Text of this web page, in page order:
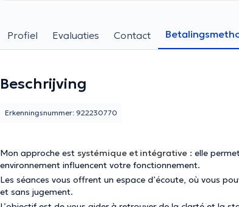
Profiel Evaluaties Contact
Beschrijving
Mon approche est systémique et intégrative : elle
environnement influencent votre fonctionnement.
Les séances vous offrent un espace d’écoute, où vous
et sans jugement.
Erkenningsnummer: 922230770